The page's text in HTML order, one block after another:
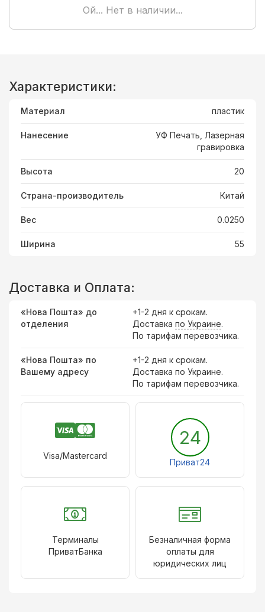
Ой... Нет в наличии...
Характеристики:
Материал пластик
Нанесение
УФ Печать, Лазерная
гравировка
Высота 20
Страна-производитель Китай
Вес 0.0250
Ширина 55
Доставка и Оплата:
«Нова Пошта» до
отделения
+1-2 дня к срокам.
Доставка по Украине.
По тарифам перевозчика.
«Нова Пошта» по
Вашему адресу
+1-2 дня к срокам.
Доставка по Украине.
По тарифам перевозчика.
Visa/Mastercard
24
Приват24
Терминалы
ПриватБанка
Безналичная форма
оплаты для
юридических лиц